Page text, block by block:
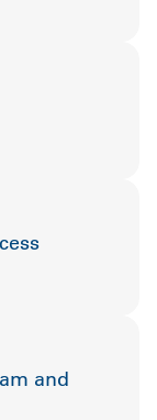
and